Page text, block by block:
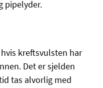
pipelyder.
kreftsvulsten har
Det er sjelden
tas alvorlig med